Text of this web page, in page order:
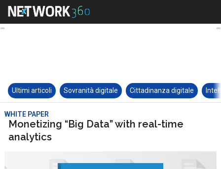
Ultimi articoli Sovranità digitale Cittadinanza digitale
WHITE PAPER
Monetizing “Big Data” with real-time
analytics